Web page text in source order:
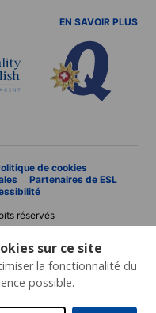
sur ce site
la fonctionnalité du
possible.
EN SAVOIR PLUS
de cookies
Partenaires de ESL
réservés